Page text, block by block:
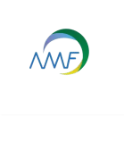
Lompat